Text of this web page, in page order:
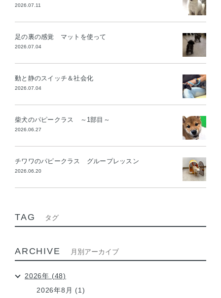
2026.07.11
足の裏の感覚 マットを使って
2026.07.04
動と静のスイッチ＆社会化
2026.07.04
柴犬のパピークラス ～1部目～
2026.06.27
チワワのパピークラス グループレッスン
2026.06.20
TAG タグ
ARCHIVE 月別アーカイブ
2026年 (48)
2026年8月 (1)